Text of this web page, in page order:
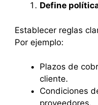
Define
Establecer reglas
Por ejemplo:
Plazos de
cliente.
Condiciones